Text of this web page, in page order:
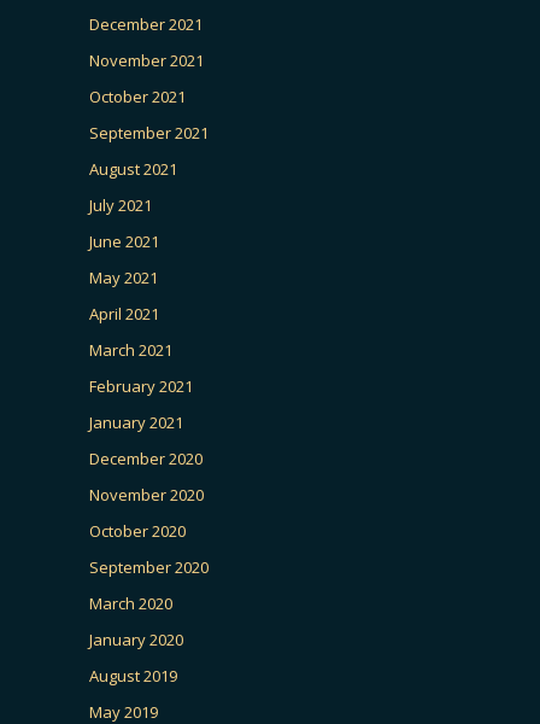
December 2021
November 2021
October 2021
September 2021
August 2021
July 2021
June 2021
May 2021
April 2021
March 2021
February 2021
January 2021
December 2020
November 2020
October 2020
September 2020
March 2020
January 2020
August 2019
May 2019